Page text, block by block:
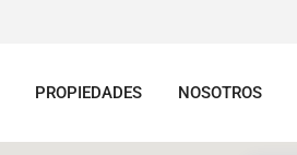
PROPIEDADES NOSOTROS